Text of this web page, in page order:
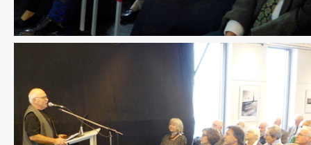
CDU Slider 09